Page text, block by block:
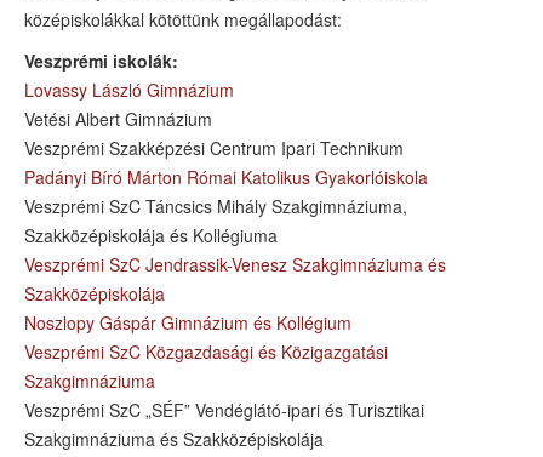
középiskolákkal kötöttünk megállapodást:
Veszprémi iskolák:
Lovassy László Gimnázium
Vetési Albert Gimnázium
Veszprémi Szakképzési Centrum Ipari Technikum
Padányi Bíró Márton Római Katolikus Gyakorlóiskola
Veszprémi SzC Táncsics Mihály Szakgimnáziuma,
Szakközépiskolája és Kollégiuma
Veszprémi SzC Jendrassik-Venesz Szakgimnáziuma és
Szakközépiskolája
Noszlopy Gáspár Gimnázium és Kollégium
Veszprémi SzC Közgazdasági és Közigazgatási
Szakgimnáziuma
Veszprémi SzC „SÉF” Vendéglátó-ipari és Turisztikai
Szakgimnáziuma és Szakközépiskolája